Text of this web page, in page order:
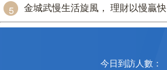
5 金城武慢生活旋風， 理財以慢贏快
今日到訪人數：